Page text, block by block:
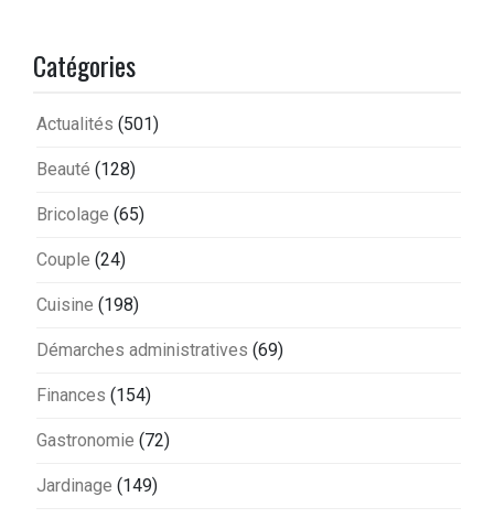
Catégories
Actualités (501)
Beauté (128)
Bricolage (65)
Couple (24)
Cuisine (198)
Démarches administratives (69)
Finances (154)
Gastronomie (72)
Jardinage (149)